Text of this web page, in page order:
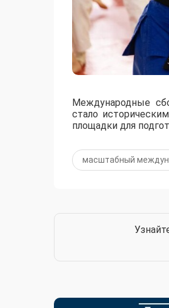
Международные
стало
площадки для
масштабный